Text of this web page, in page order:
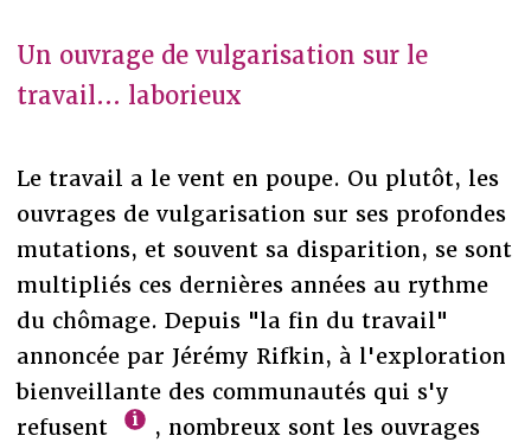
Un ouvrage de vulgarisation sur le
travail... laborieux
Le travail a le vent en poupe. Ou plutôt, les
ouvrages de vulgarisation sur ses profondes
mutations, et souvent sa disparition, se sont
multipliés ces dernières années au rythme
du chômage. Depuis "la fin du travail"
annoncée par Jérémy Rifkin, à l'exploration
bienveillante des communautés qui s'y
refusent
, nombreux sont les ouvrages